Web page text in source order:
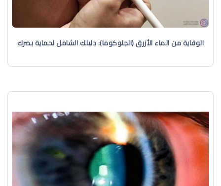
الوقاية من الماء الأزرق (الجلوكوما): دليلك الشامل لحماية بصرك